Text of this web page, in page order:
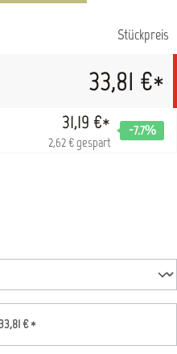
Stückpreis
33,81 €*
31,19 €*
2,62 € gespart
-7.7%
33,81 €*